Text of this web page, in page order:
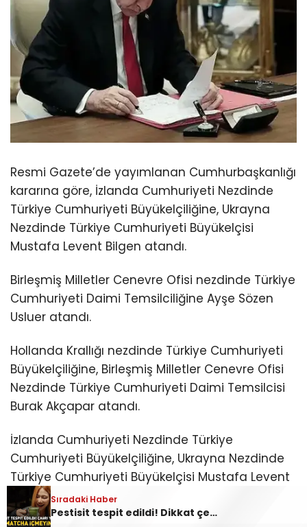
Resmi Gazete’de yayımlanan Cumhurbaşkanlığı
kararına göre, İzlanda Cumhuriyeti Nezdinde
Türkiye Cumhuriyeti Büyükelçiliğine, Ukrayna
Nezdinde Türkiye Cumhuriyeti Büyükelçisi
Mustafa Levent Bilgen atandı.
Birleşmiş Milletler Cenevre Ofisi nezdinde Türkiye
Cumhuriyeti Daimi Temsilciliğine Ayşe Sözen
Usluer atandı.
Hollanda Krallığı nezdinde Türkiye Cumhuriyeti
Büyükelçiliğine, Birleşmiş Milletler Cenevre Ofisi
Nezdinde Türkiye Cumhuriyeti Daimi Temsilcisi
Burak Akçapar atandı.
İzlanda Cumhuriyeti Nezdinde Türkiye
Cumhuriyeti Büyükelçiliğine, Ukrayna Nezdinde
Türkiye Cumhuriyeti Büyükelçisi Mustafa Levent
Bilgen atandı.
Sıradaki Haber
Pestisit tespit edildi! Dikkat çeken çağrı: ‘Matcha içmeyin’